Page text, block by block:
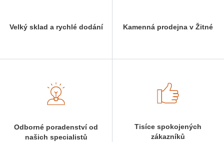
Velký sklad a rychlé dodání Kamenná prodejna v Žitné
Odborné poradenství od
našich specialistů
Tisíce spokojených
zákazníků